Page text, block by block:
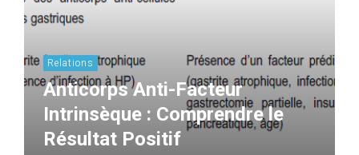
Relations
Anticorps Anti-Facteur
Intrinsèque : Comprendre le
Résultat Positif